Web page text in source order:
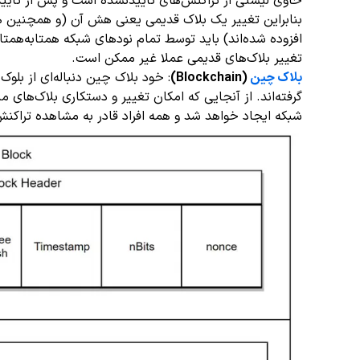
بنابراین تغییر یک بلاک قدیمی یعنی هش آن (و همچنین
افزوده شده‌اند) باید توسط تمام نودهای شبکه
تغییر بلاک‌های قدیمی عملا غیر ممکن است.
بلاک چین(Blockchain)
: خود بلاک چین دنباله‌ای از
گرفته‌اند. از آنجایی که امکان تغییر و دستکاری
شبکه ایجاد خواهد شد و همه افراد قادر به مشاهده